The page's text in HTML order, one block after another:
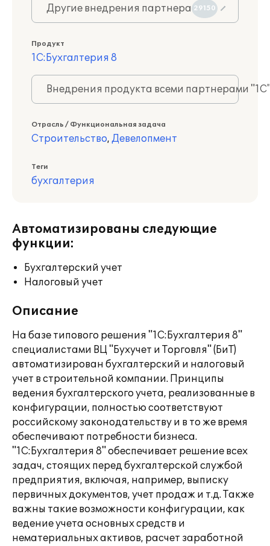
Другие внедрения партнера 29150
Продукт
1С:Бухгалтерия 8
Внедрения продукта всеми партнерами
Отрасль / Функциональная задача
Строительство, Девелопмент
Теги
бухгалтерия
Автоматизированы следующие
функции:
Бухгалтерский учет
Налоговый учет
Описание
На базе типового решения "1С:Бухгалтерия 8"
специалистами ВЦ "Бухучет и Торговля" (БиТ)
автоматизирован бухгалтерский и налоговый
учет в строительной компании. Принципы
ведения бухгалтерского учета, реализованные в
конфигурации, полностью соответствуют
российскому законодательству и в то же время
обеспечивают потребности бизнеса.
"1С:Бухгалтерия 8" обеспечивает решение всех
задач, стоящих перед бухгалтерской службой
предприятия, включая, например, выписку
первичных документов, учет продаж и т.д. Также
важны такие возможности конфигурации, как
ведение учета основных средств и
нематериальных активов, расчет заработной